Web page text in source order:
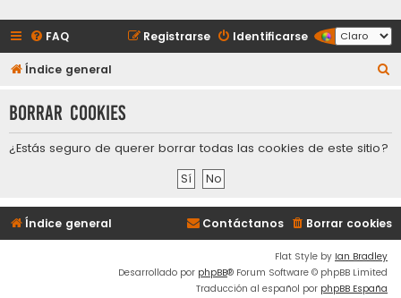
FAQ Identificarse
Registrarse
Índice general
c
Borrar cookies
¿Estás seguro de querer borrar todas las cookies de este sitio?
Índice general Borrar cookies
Contáctanos
Flat Style by Ian Bradley
Desarrollado por phpBB® Forum Software © phpBB Limited
Traducción al español por phpBB España